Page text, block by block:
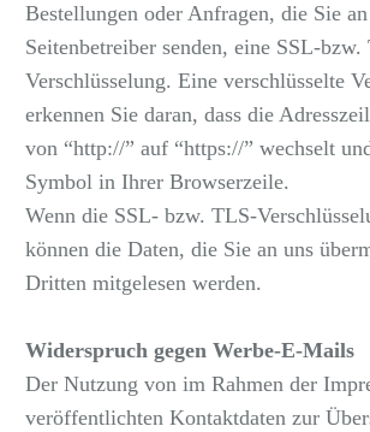
Bestellungen oder Anfragen, die Sie
Seitenbetreiber senden, eine SSL-
Verschlüsselung. Eine verschlüsselte
erkennen Sie daran, dass die
von “http://” auf “https://” wechselt
Symbol in Ihrer Browserzeile.
Wenn die SSL- bzw. TLS-
können die Daten, die Sie an uns
Dritten mitgelesen werden.
Widerspruch gegen Werbe-E-Mails
Der Nutzung von im Rahmen der
veröffentlichten Kontaktdaten zur